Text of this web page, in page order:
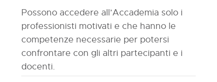
Possono accedere all’Accademia solo i
professionisti motivati e che hanno le
competenze necessarie per potersi
confrontare con gli altri partecipanti e i
docenti.